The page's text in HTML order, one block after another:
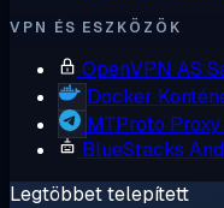
VPN ÉS ESZKÖZÖK
OpenVPN AS
Docker
MTProto Proxy
BlueStacks
Legtöbbet telepített